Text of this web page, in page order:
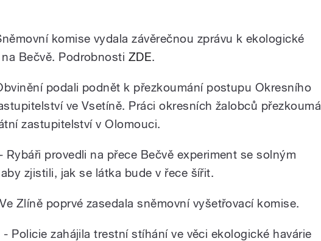
komise vydala závěrečnou zprávu k ekologické
Bečvě. Podrobnosti ZDE.
podali podnět k přezkoumání postupu Okresního
ve Vsetíně. Práci okresních žalobců přezkoumá
zastupitelství v Olomouci.
Rybáři provedli na přece Bečvě experiment se solným
zjistili, jak se látka bude v řece šířit.
Zlíně poprvé zasedala sněmovní vyšetřovací komise.
- Policie zahájila trestní stíhání ve věci ekologické havárie